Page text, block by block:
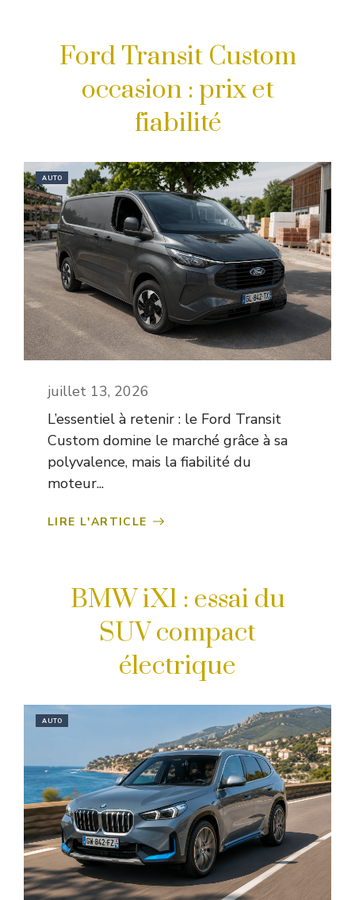
Ford Transit Custom
occasion : prix et
fiabilité
AUTO
juillet 13, 2026
L’essentiel à retenir : le Ford Transit
Custom domine le marché grâce à sa
polyvalence, mais la fiabilité du
moteur...
LIRE L'ARTICLE
BMW iX1 : essai du
SUV compact
électrique
AUTO